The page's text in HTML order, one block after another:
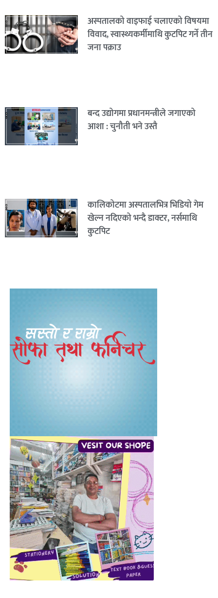
अस्पतालको वाइफाई चलाएको विषयमा
विवाद, स्वास्थ्यकर्मीमाथि कुटपिट गर्ने तीन
जना पक्राउ
बन्द उद्योगमा प्रधानमन्त्रीले जगाएको
आशा : चुनौती भने उस्तै
कालिकोटमा अस्पतालभित्र भिडियो गेम
खेल्न नदिएको भन्दै डाक्टर, नर्समाथि
कुटपिट